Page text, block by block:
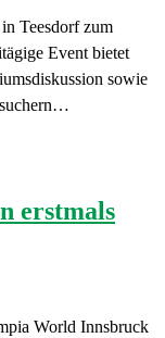
Teesdorf zum
Event bietet
sowie
erstmals
World Innsbruck